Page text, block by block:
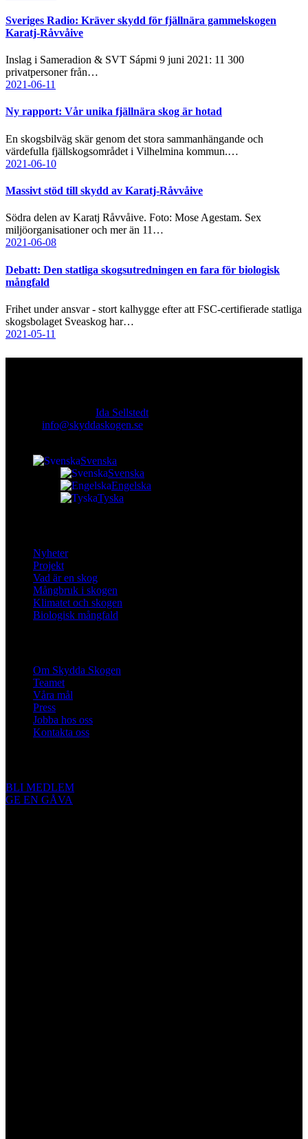
Sveriges Radio: Kräver skydd för fjällnära gammelskogen
Karatj-Råvvåive
Inslag i Sameradion & SVT Sápmi 9 juni 2021: 11 300
privatpersoner från…
2021-06-11
Ny rapport: Vår unika fjällnära skog är hotad
En skogsbilväg skär genom det stora sammanhängande och
värdefulla fjällskogsområdet i Vilhelmina kommun.…
2021-06-10
Massivt stöd till skydd av Karatj-Råvvåive
Södra delen av Karatj Råvvåive. Foto: Mose Agestam. Sex
miljöorganisationer och mer än 11…
2021-06-08
Debatt: Den statliga skogsutredningen en fara för biologisk
mångfald
Frihet under ansvar - stort kalhygge efter att FSC-certifierade statliga
skogsbolaget Sveaskog har…
2021-05-11
Ida Sellstedt
info@skyddaskogen.se
Svenska
Svenska
Engelska
Tyska
Nyheter
Projekt
Vad är en skog
Mångbruk i skogen
Klimatet och skogen
Biologisk mångfald
Om Skydda Skogen
Teamet
Våra mål
Press
Jobba hos oss
Kontakta oss
BLI MEDLEM
GE EN GÅVA